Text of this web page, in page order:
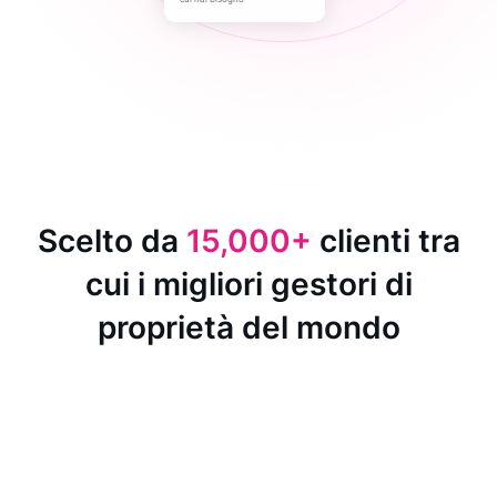
Scelto da 15,000+ clienti tra
cui i migliori gestori di
proprietà del mondo